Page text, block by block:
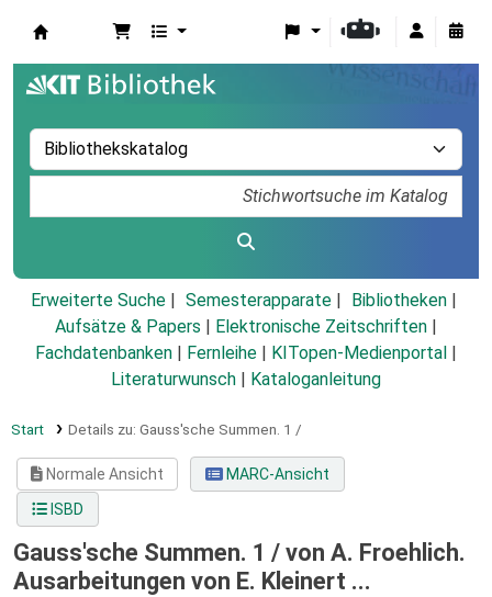
Erweiterte Suche Semesterapparate
Bibliotheken
Aufsätze & Papers
Elektronische Zeitschriften
Fachdatenbanken
Fernleihe KITopen-Medienportal
Literaturwunsch
Kataloganleitung
Start Details zu: Gauss'sche Summen. 1 /
Normale Ansicht
MARC-Ansicht
ISBD
Gauss'sche Summen. 1 / von A. Froehlich.
Ausarbeitungen von E. Kleinert ...